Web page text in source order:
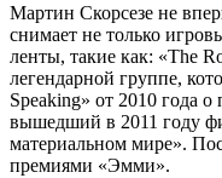
Мартин Скорсезе не
снимает не только
ленты, такие как: «The
легендарной группе,
Speaking» от 2010 года
вышедший в 2011 году
материальном мире».
премиями «Эмми».